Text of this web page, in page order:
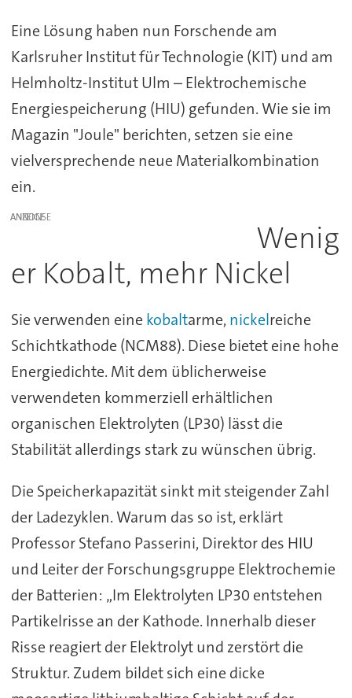
Eine Lösung haben nun Forschende am
Karlsruher Institut für Technologie (KIT) und am
Helmholtz-Institut Ulm – Elektrochemische
Energiespeicherung (HIU) gefunden. Wie sie im
Magazin "Joule" berichten, setzen sie eine
vielversprechende neue Materialkombination
ein.
ANZEIGE
Wenig
er Kobalt, mehr Nickel
Sie verwenden eine kobaltarme, nickelreiche
Schichtkathode (NCM88). Diese bietet eine hohe
Energiedichte. Mit dem üblicherweise
verwendeten kommerziell erhältlichen
organischen Elektrolyten (LP30) lässt die
Stabilität allerdings stark zu wünschen übrig.
Die Speicherkapazität sinkt mit steigender Zahl
der Ladezyklen. Warum das so ist, erklärt
Professor Stefano Passerini, Direktor des HIU
und Leiter der Forschungsgruppe Elektrochemie
der Batterien: „Im Elektrolyten LP30 entstehen
Partikelrisse an der Kathode. Innerhalb dieser
Risse reagiert der Elektrolyt und zerstört die
Struktur. Zudem bildet sich eine dicke